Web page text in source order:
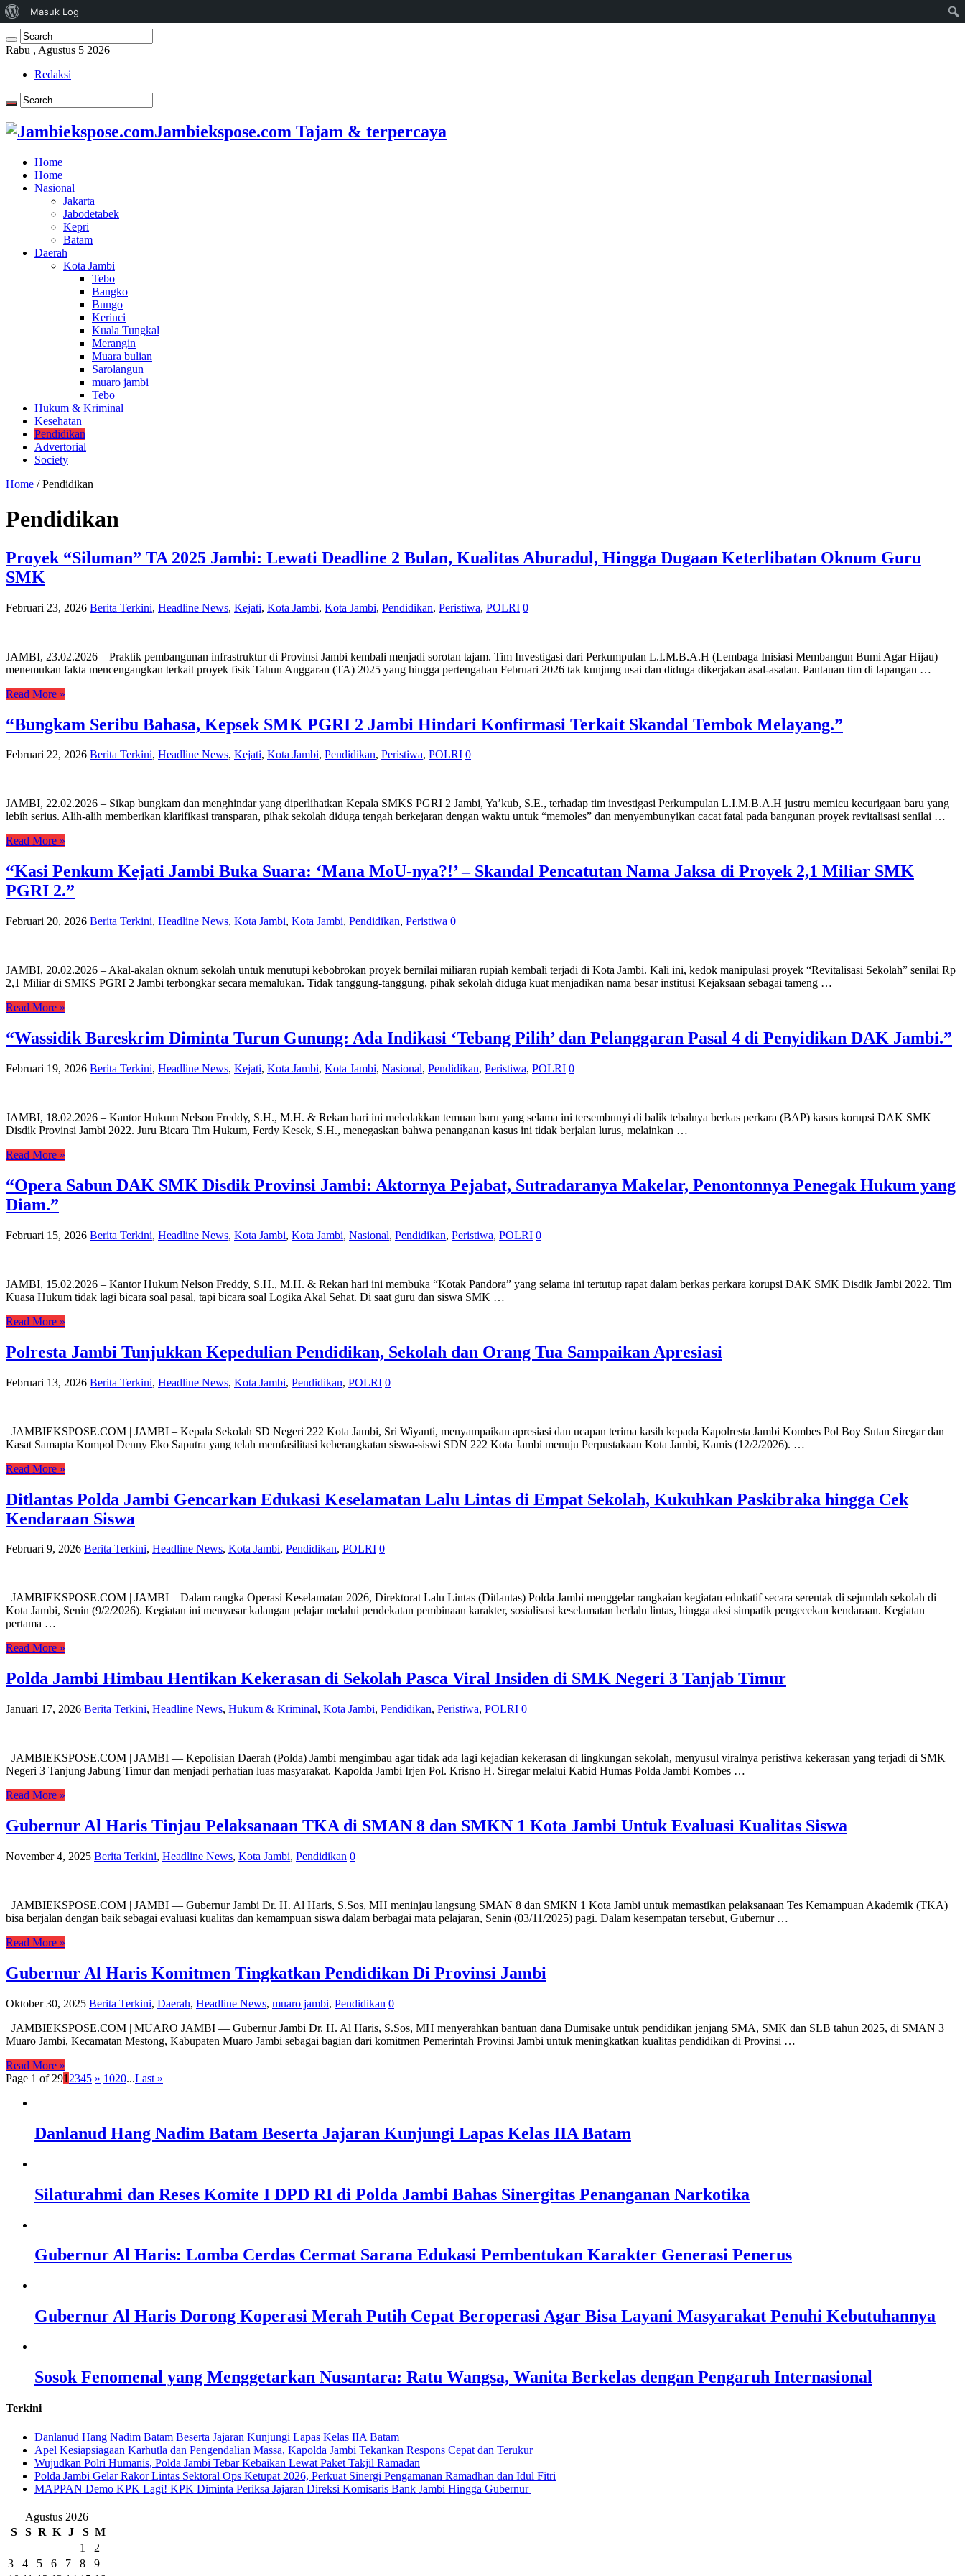
Rabu , Agustus 5 2026
Redaksi
Jambiekspose.com Tajam & terpercaya
Home
Home
Nasional
Jakarta
Jabodetabek
Kepri
Batam
Daerah
Kota Jambi
Tebo
Bangko
Bungo
Kerinci
Kuala Tungkal
Merangin
Muara bulian
Sarolangun
muaro jambi
Tebo
Hukum & Kriminal
Kesehatan
Pendidikan
Advertorial
Society
Home / Pendidikan
Pendidikan
Proyek “Siluman” TA 2025 Jambi: Lewati Deadline 2 Bulan, Kualitas Aburadul, Hingga Dugaan Keterlibatan Oknum Guru
SMK
Februari 23, 2026 Berita Terkini, Headline News, Kejati, Kota Jambi, Kota Jambi, Pendidikan, Peristiwa, POLRI 0
JAMBI, 23.02.2026 – Praktik pembangunan infrastruktur di Provinsi Jambi kembali menjadi sorotan tajam. Tim Investigasi dari Perkumpulan L.I.M.B.A.H (Lembaga Inisiasi Membangun Bumi Agar Hijau)
menemukan fakta mencengangkan terkait proyek fisik Tahun Anggaran (TA) 2025 yang hingga pertengahan Februari 2026 tak kunjung usai dan diduga dikerjakan asal-asalan. Pantauan tim di lapangan …
Read More »
“Bungkam Seribu Bahasa, Kepsek SMK PGRI 2 Jambi Hindari Konfirmasi Terkait Skandal Tembok Melayang.”
Februari 22, 2026 Berita Terkini, Headline News, Kejati, Kota Jambi, Pendidikan, Peristiwa, POLRI 0
JAMBI, 22.02.2026 – Sikap bungkam dan menghindar yang diperlihatkan Kepala SMKS PGRI 2 Jambi, Ya’kub, S.E., terhadap tim investigasi Perkumpulan L.I.M.B.A.H justru memicu kecurigaan baru yang
lebih serius. Alih-alih memberikan klarifikasi transparan, pihak sekolah diduga tengah berkejaran dengan waktu untuk “memoles” dan menyembunyikan cacat fatal pada bangunan proyek revitalisasi senilai …
Read More »
“Kasi Penkum Kejati Jambi Buka Suara: ‘Mana MoU-nya?!’ – Skandal Pencatutan Nama Jaksa di Proyek 2,1 Miliar SMK
PGRI 2.”
Februari 20, 2026 Berita Terkini, Headline News, Kota Jambi, Kota Jambi, Pendidikan, Peristiwa 0
JAMBI, 20.02.2026 – Akal-akalan oknum sekolah untuk menutupi kebobrokan proyek bernilai miliaran rupiah kembali terjadi di Kota Jambi. Kali ini, kedok manipulasi proyek “Revitalisasi Sekolah” senilai Rp
2,1 Miliar di SMKS PGRI 2 Jambi terbongkar secara memalukan. Tidak tanggung-tanggung, pihak sekolah diduga kuat menjadikan nama besar institusi Kejaksaan sebagai tameng …
Read More »
“Wassidik Bareskrim Diminta Turun Gunung: Ada Indikasi ‘Tebang Pilih’ dan Pelanggaran Pasal 4 di Penyidikan DAK Jambi.”
Februari 19, 2026 Berita Terkini, Headline News, Kejati, Kota Jambi, Kota Jambi, Nasional, Pendidikan, Peristiwa, POLRI 0
JAMBI, 18.02.2026 – Kantor Hukum Nelson Freddy, S.H., M.H. & Rekan hari ini meledakkan temuan baru yang selama ini tersembunyi di balik tebalnya berkas perkara (BAP) kasus korupsi DAK SMK
Disdik Provinsi Jambi 2022. Juru Bicara Tim Hukum, Ferdy Kesek, S.H., menegaskan bahwa penanganan kasus ini tidak berjalan lurus, melainkan …
Read More »
“Opera Sabun DAK SMK Disdik Provinsi Jambi: Aktornya Pejabat, Sutradaranya Makelar, Penontonnya Penegak Hukum yang
Diam.”
Februari 15, 2026 Berita Terkini, Headline News, Kota Jambi, Kota Jambi, Nasional, Pendidikan, Peristiwa, POLRI 0
JAMBI, 15.02.2026 – Kantor Hukum Nelson Freddy, S.H., M.H. & Rekan hari ini membuka “Kotak Pandora” yang selama ini tertutup rapat dalam berkas perkara korupsi DAK SMK Disdik Jambi 2022. Tim
Kuasa Hukum tidak lagi bicara soal pasal, tapi bicara soal Logika Akal Sehat. Di saat guru dan siswa SMK …
Read More »
Polresta Jambi Tunjukkan Kepedulian Pendidikan, Sekolah dan Orang Tua Sampaikan Apresiasi
Februari 13, 2026 Berita Terkini, Headline News, Kota Jambi, Pendidikan, POLRI 0
JAMBIEKSPOSE.COM | JAMBI – Kepala Sekolah SD Negeri 222 Kota Jambi, Sri Wiyanti, menyampaikan apresiasi dan ucapan terima kasih kepada Kapolresta Jambi Kombes Pol Boy Sutan Siregar dan
Kasat Samapta Kompol Denny Eko Saputra yang telah memfasilitasi keberangkatan siswa-siswi SDN 222 Kota Jambi menuju Perpustakaan Kota Jambi, Kamis (12/2/2026). …
Read More »
Ditlantas Polda Jambi Gencarkan Edukasi Keselamatan Lalu Lintas di Empat Sekolah, Kukuhkan Paskibraka hingga Cek
Kendaraan Siswa
Februari 9, 2026 Berita Terkini, Headline News, Kota Jambi, Pendidikan, POLRI 0
JAMBIEKSPOSE.COM | JAMBI – Dalam rangka Operasi Keselamatan 2026, Direktorat Lalu Lintas (Ditlantas) Polda Jambi menggelar rangkaian kegiatan edukatif secara serentak di sejumlah sekolah di
Kota Jambi, Senin (9/2/2026). Kegiatan ini menyasar kalangan pelajar melalui pendekatan pembinaan karakter, sosialisasi keselamatan berlalu lintas, hingga aksi simpatik pengecekan kendaraan. Kegiatan
pertama …
Read More »
Polda Jambi Himbau Hentikan Kekerasan di Sekolah Pasca Viral Insiden di SMK Negeri 3 Tanjab Timur
Januari 17, 2026 Berita Terkini, Headline News, Hukum & Kriminal, Kota Jambi, Pendidikan, Peristiwa, POLRI 0
JAMBIEKSPOSE.COM | JAMBI — Kepolisian Daerah (Polda) Jambi mengimbau agar tidak ada lagi kejadian kekerasan di lingkungan sekolah, menyusul viralnya peristiwa kekerasan yang terjadi di SMK
Negeri 3 Tanjung Jabung Timur dan menjadi perhatian luas masyarakat. Kapolda Jambi Irjen Pol. Krisno H. Siregar melalui Kabid Humas Polda Jambi Kombes …
Read More »
Gubernur Al Haris Tinjau Pelaksanaan TKA di SMAN 8 dan SMKN 1 Kota Jambi Untuk Evaluasi Kualitas Siswa
November 4, 2025 Berita Terkini, Headline News, Kota Jambi, Pendidikan 0
JAMBIEKSPOSE.COM | JAMBI — Gubernur Jambi Dr. H. Al Haris, S.Sos, MH meninjau langsung SMAN 8 dan SMKN 1 Kota Jambi untuk memastikan pelaksanaan Tes Kemampuan Akademik (TKA)
bisa berjalan dengan baik sebagai evaluasi kualitas dan kemampuan siswa dalam berbagai mata pelajaran, Senin (03/11/2025) pagi. Dalam kesempatan tersebut, Gubernur …
Read More »
Gubernur Al Haris Komitmen Tingkatkan Pendidikan Di Provinsi Jambi
Oktober 30, 2025 Berita Terkini, Daerah, Headline News, muaro jambi, Pendidikan 0
JAMBIEKSPOSE.COM | MUARO JAMBI — Gubernur Jambi Dr. H. Al Haris, S.Sos, MH menyerahkan bantuan dana Dumisake untuk pendidikan jenjang SMA, SMK dan SLB tahun 2025, di SMAN 3
Muaro Jambi, Kecamatan Mestong, Kabupaten Muaro Jambi sebagai bagian dari komitmen Pemerintah Provinsi Jambi untuk meningkatkan kualitas pendidikan di Provinsi …
Read More »
Page 1 of 291 2345 » 1020...Last »
Danlanud Hang Nadim Batam Beserta Jajaran Kunjungi Lapas Kelas IIA Batam
Silaturahmi dan Reses Komite I DPD RI di Polda Jambi Bahas Sinergitas Penanganan Narkotika
Gubernur Al Haris: Lomba Cerdas Cermat Sarana Edukasi Pembentukan Karakter Generasi Penerus
Gubernur Al Haris Dorong Koperasi Merah Putih Cepat Beroperasi Agar Bisa Layani Masyarakat Penuhi Kebutuhannya
Sosok Fenomenal yang Menggetarkan Nusantara: Ratu Wangsa, Wanita Berkelas dengan Pengaruh Internasional
Terkini
Danlanud Hang Nadim Batam Beserta Jajaran Kunjungi Lapas Kelas IIA Batam
Apel Kesiapsiagaan Karhutla dan Pengendalian Massa, Kapolda Jambi Tekankan Respons Cepat dan Terukur
Wujudkan Polri Humanis, Polda Jambi Tebar Kebaikan Lewat Paket Takjil Ramadan
Polda Jambi Gelar Rakor Lintas Sektoral Ops Ketupat 2026, Perkuat Sinergi Pengamanan Ramadhan dan Idul Fitri
‎MAPPAN Demo KPK Lagi! KPK Diminta Periksa Jajaran Direksi Komisaris Bank Jambi Hingga Gubernur ‎
Agustus 2026
S
S R K J S M
1
2
3
4 5 6 7 8
9
Tentang
WordPress
Masuk Log